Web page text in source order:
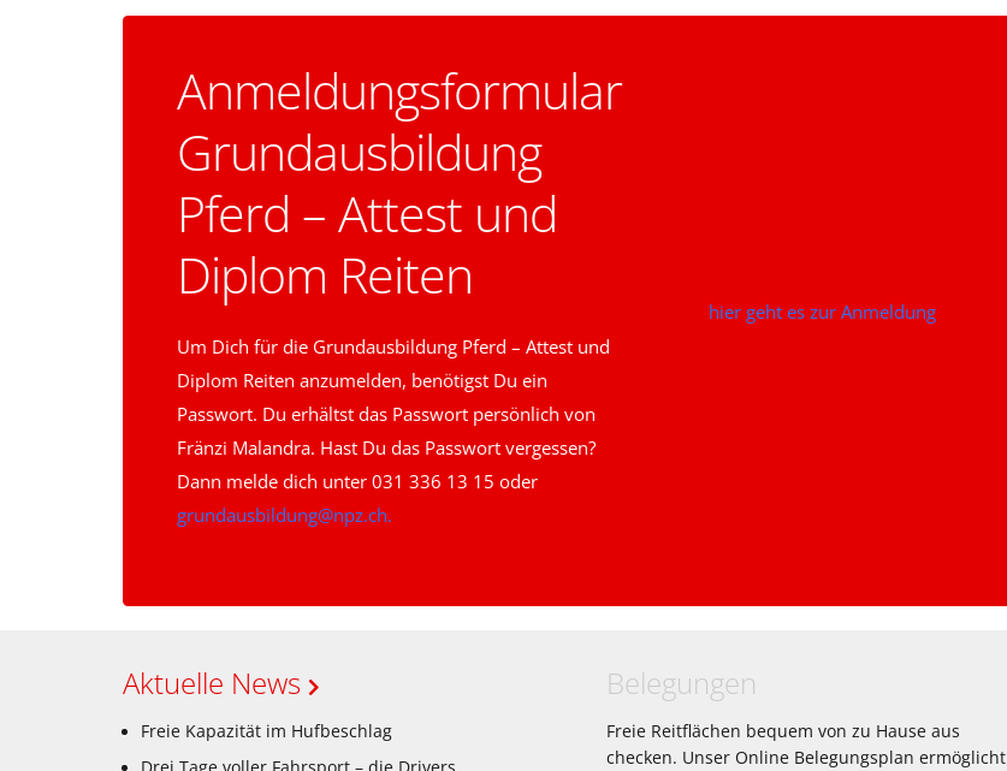
Anmeldungsformular
Grundausbildung
Pferd – Attest und
Diplom Reiten
Um Dich für die Grundausbildung Pferd – Attest und
Diplom Reiten anzumelden, benötigst Du ein
Passwort. Du erhältst das Passwort persönlich von
Fränzi Malandra. Hast Du das Passwort vergessen?
Dann melde dich unter 031 336 13 15 oder
grundausbildung@npz.ch.
hier geht es zur Anmeldung
Aktuelle News
Freie Kapazität im Hufbeschlag
Belegungen
Freie Reitflächen bequem von zu Hause aus
checken. Unser Online Belegungsplan ermöglicht